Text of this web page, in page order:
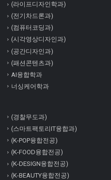
(라이프디자인학과)
(전기차드론과)
(컴퓨터코딩과)
(시각영상디자인과)
(공간디자인과)
(패션콘텐츠과)
AI융합학과
너싱케어학과
(경찰무도과)
(스마트팩토리IT융합과)
(K-POP융합전공)
(K-FOOD융합전공)
(K-DESIGN융합전공)
(K-BEAUTY융합전공)